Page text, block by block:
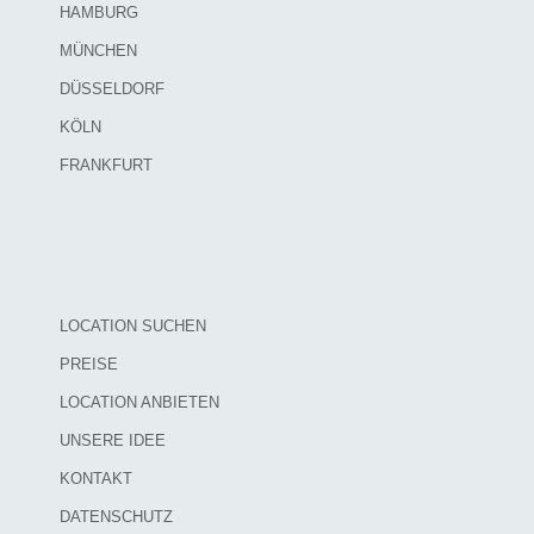
HAMBURG
MÜNCHEN
DÜSSELDORF
KÖLN
FRANKFURT
LOCATION SUCHEN
PREISE
LOCATION ANBIETEN
UNSERE IDEE
KONTAKT
DATENSCHUTZ